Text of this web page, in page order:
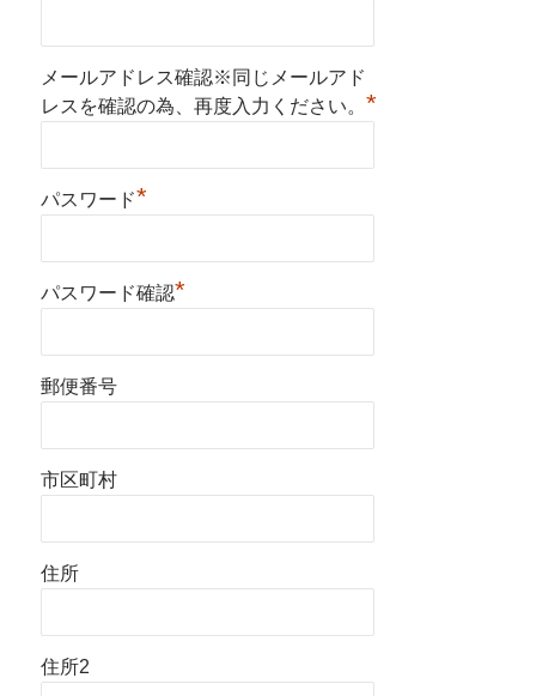
メールアドレス確認※同じメールアド
レスを確認の為、再度入力ください。*
パスワード*
パスワード確認*
郵便番号
市区町村
住所
住所2